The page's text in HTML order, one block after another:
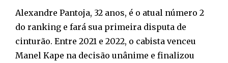
Alexandre Pantoja, 32 anos, é o atual número 2
do ranking e fará sua primeira disputa de
cinturão. Entre 2021 e 2022, o cabista venceu
Manel Kape na decisão unânime e finalizou